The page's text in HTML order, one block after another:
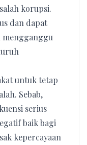
korupsi.
dan dapat
mengganggu
untuk tetap
Sebab,
serius
baik bagi
kepercayaan